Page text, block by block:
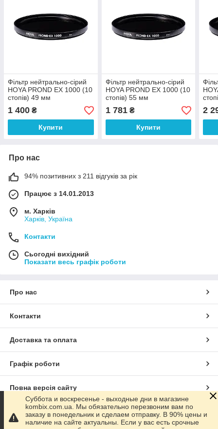
Фільтр нейтрально-сірий
HOYA PROND EX 1000 (10
стопів) 49 мм
1 400 ₴
Купити
Фільтр нейтрально-сірий
HOYA PROND EX 1000 (10
стопів) 55 мм
1 781₴
Купити
2
Про нас
94% позитивних з 211 відгуків за рік
Працює з 14.01.2013
м. Харків
Харків, Україна
Контакти
Сьогодні вихідний
Показати весь графік роботи
Про нас
Контакти
Доставка та оплата
Графік роботи
Повна версія сайту
Сайт створено на маркетплейсіProm.ua
Суббота и воскресенье - выходные дни в магазине
kombix.com.ua. Мы обязательно перезвоним вам по
заказу в понедельник и сделаем отправку. В 90% цены и
наличие на сайте актуальны. Если у вас есть срочные